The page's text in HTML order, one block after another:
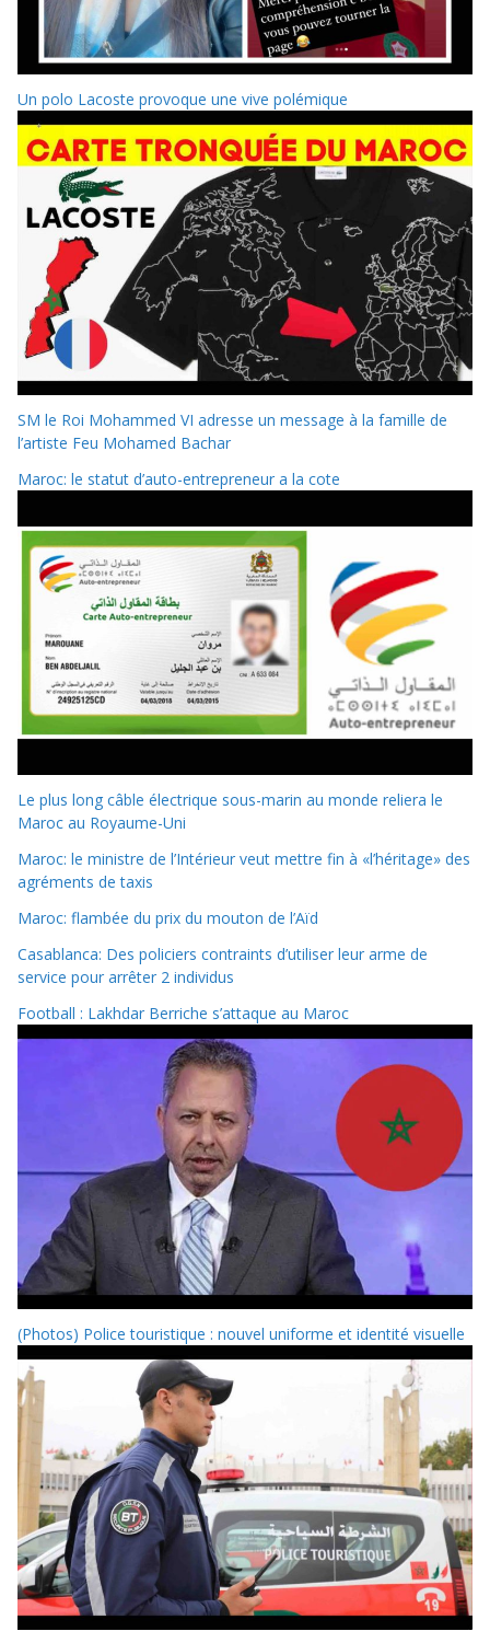
Un polo Lacoste provoque une vive polémique
SM le Roi Mohammed VI adresse un message à la famille de
l’artiste Feu Mohamed Bachar
Maroc: le statut d’auto-entrepreneur a la cote
Le plus long câble électrique sous-marin au monde reliera le
Maroc au Royaume-Uni
Maroc: le ministre de l’Intérieur veut mettre fin à «l’héritage» des
agréments de taxis
Maroc: flambée du prix du mouton de l’Aïd
Casablanca: Des policiers contraints d’utiliser leur arme de
service pour arrêter 2 individus
Football : Lakhdar Berriche s’attaque au Maroc
(Photos) Police touristique : nouvel uniforme et identité visuelle